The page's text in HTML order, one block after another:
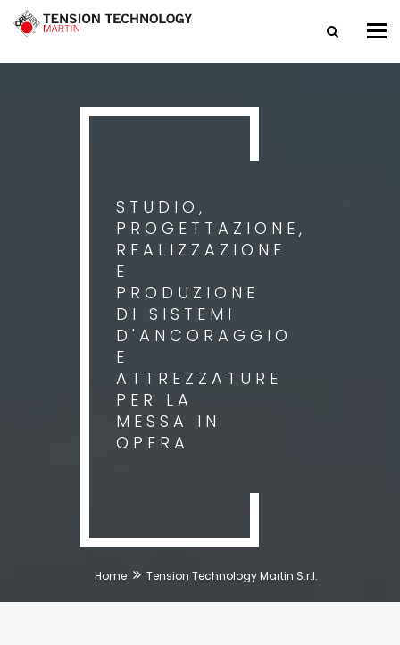
STUDIO,
PROGETTAZIONE,
REALIZZAZIONE
E
PRODUZIONE
DI SISTEMI
D'ANCORAGGIO
E
ATTREZZATURE
PER LA
MESSA IN
OPERA
Home Tension Technology Martin S.r.l.